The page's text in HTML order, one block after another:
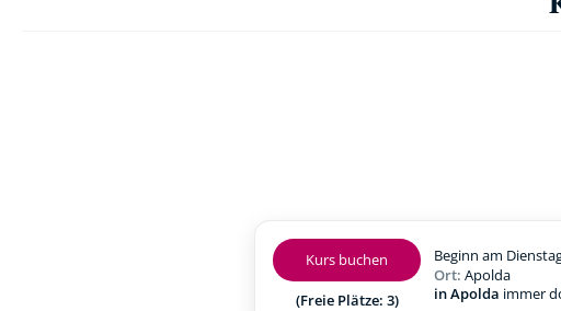
Kurs buchen
(Freie Plätze: 3)
Beginn am
Ort: Apolda
in Apolda immer